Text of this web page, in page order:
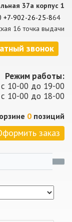
37а корпус 1
+7-902-26-25-864
16 точка выдачи
звонок
Режим работы:
10-00 до 19-00
с 10-00 до 18-00
0 позиций
заказ